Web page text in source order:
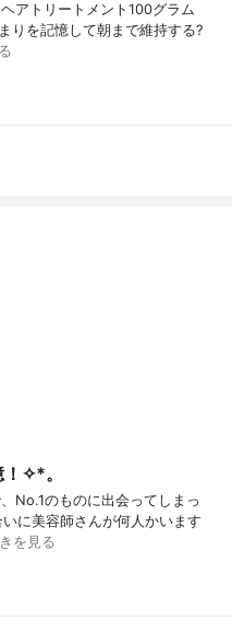
アトリートメント100グラム
りを記憶して朝まで維持する?
✧︎*。
No.1のものに出会ってしまっ
に美容師さんが何人かいます
を見る